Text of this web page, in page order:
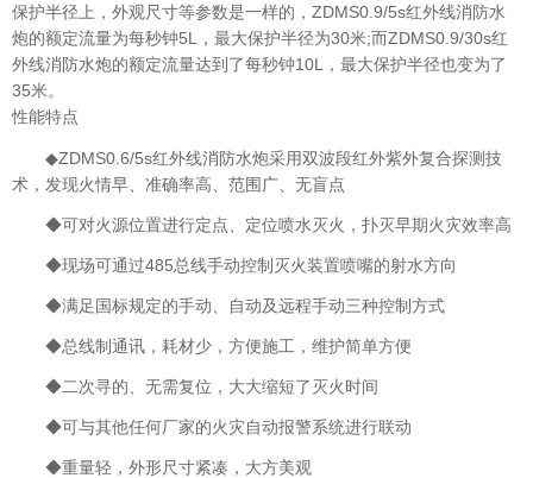
保护半径上，外观尺寸等参数是一样的，ZDMS0.9/5s红外线消防水
炮的额定流量为每秒钟5L，最大保护半径为30米;而ZDMS0.9/30s红
外线消防水炮的额定流量达到了每秒钟10L，最大保护半径也变为了
35米。
性能特点
◆ZDMS0.6/5s红外线消防水炮采用双波段红外紫外复合探测技
术，发现火情早、准确率高、范围广、无盲点
◆可对火源位置进行定点、定位喷水灭火，扑灭早期火灾效率高
◆现场可通过485总线手动控制灭火装置喷嘴的射水方向
◆满足国标规定的手动、自动及远程手动三种控制方式
◆总线制通讯，耗材少，方便施工，维护简单方便
◆二次寻的、无需复位，大大缩短了灭火时间
◆可与其他任何厂家的火灾自动报警系统进行联动
◆重量轻，外形尺寸紧凑，大方美观